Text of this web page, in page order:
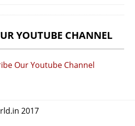
YOUTUBE CHANNEL
Our Youtube Channel
2017